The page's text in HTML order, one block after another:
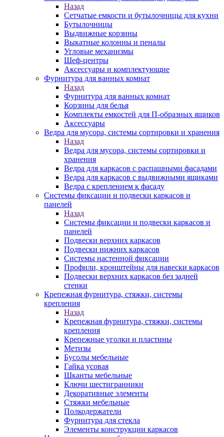
Назад
Сетчатые емкости и бутылочницы для кухни
Бутылочницы
Выдвижные корзины
Выкатные колонны и пеналы
Угловые механизмы
Шеф-центры
Аксессуары и комплектующие
Фурнитура для ванных комнат
Назад
Фурнитура для ванных комнат
Корзины для белья
Комплекты емкостей для П-образных ящиков
Аксессуары
Ведра для мусора, системы сортировки и хранения
Назад
Ведра для мусора, системы сортировки и
хранения
Ведра для каркасов с распашными фасадами
Ведра для каркасов с выдвижными ящиками
Ведра с креплением к фасаду
Системы фиксации и подвески каркасов и
панелей
Назад
Системы фиксации и подвески каркасов и
панелей
Подвески верхних каркасов
Подвески нижних каркасов
Системы настенной фиксации
Профили, кронштейны для навески каркасов
Подвески верхних каркасов без задней
стенки
Крепежная фурнитура, стяжки, системы
крепления
Назад
Крепежная фурнитура, стяжки, системы
крепления
Крепежные уголки и пластины
Метизы
Бусолы мебельные
Гайка усовая
Шканты мебельные
Ключи шестигранники
Декоративные элементы
Стяжки мебельные
Полкодержатели
Фурнитура для стекла
Элементы конструкции каркасов